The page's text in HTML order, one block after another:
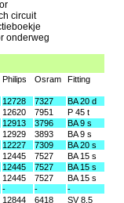
circuit
onderweg
Philips Osram
Fitting
12728 7327
BA 20 d
12620 7951
P 45 t
12913 3796
BA 9 s
12929 3893
BA 9 s
12227 7309
BA 20 s
12445 7527
BA 15 s
12445 7527
BA 15 s
12445 7527
BA 15 s
- -
-
12844 6418
SV 8,5